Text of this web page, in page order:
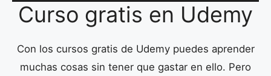
Curso gratis en Udemy
Con los cursos gratis de Udemy puedes aprender
muchas cosas sin tener que gastar en ello. Pero